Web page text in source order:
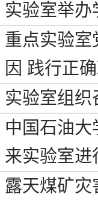
实验室举办
重点实验室
因 践行正
实验室组
中国石油
来实验室进
露天煤矿